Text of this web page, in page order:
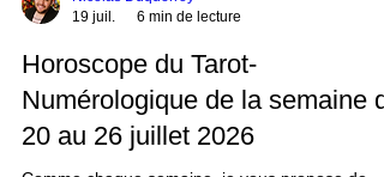
Nicolas Duquerroy
19 juil.
6 min de lecture